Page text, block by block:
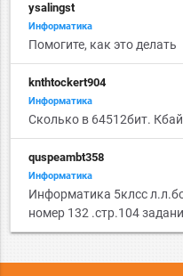
ysalingst
Информатика
Помогите, как это делать
knthtockert904
Информатика
Сколько в 64512бит.
quspeambt358
Информатика
Информатика 5клсс
номер 132 .стр.104